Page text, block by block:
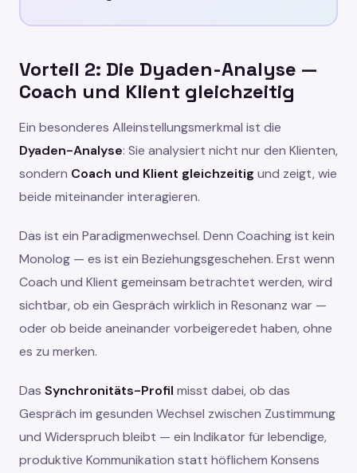
Vorteil 2: Die Dyaden-Analyse —
Coach und Klient gleichzeitig
Ein besonderes Alleinstellungsmerkmal ist die
Dyaden-Analyse: Sie analysiert nicht nur den Klienten,
sondern Coach und Klient gleichzeitig und zeigt, wie
beide miteinander interagieren.
Das ist ein Paradigmenwechsel. Denn Coaching ist kein
Monolog — es ist ein Beziehungsgeschehen. Erst wenn
Coach und Klient gemeinsam betrachtet werden, wird
sichtbar, ob ein Gespräch wirklich in Resonanz war —
oder ob beide aneinander vorbeigeredet haben, ohne
es zu merken.
Das Synchronitäts-Profil misst dabei, ob das
Gespräch im gesunden Wechsel zwischen Zustimmung
und Widerspruch bleibt — ein Indikator für lebendige,
produktive Kommunikation statt höflichem Konsens